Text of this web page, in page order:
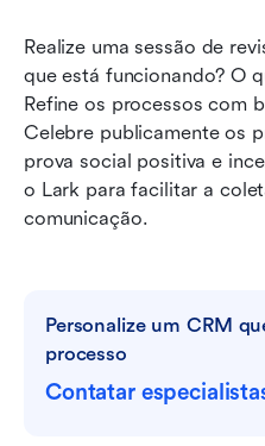
Realize uma sessão de
que está funcionando? O
Refine os processos com
Celebre publicamente os
prova social positiva e
o Lark para facilitar a
comunicação.
Personalize um CRM
processo
Contatar